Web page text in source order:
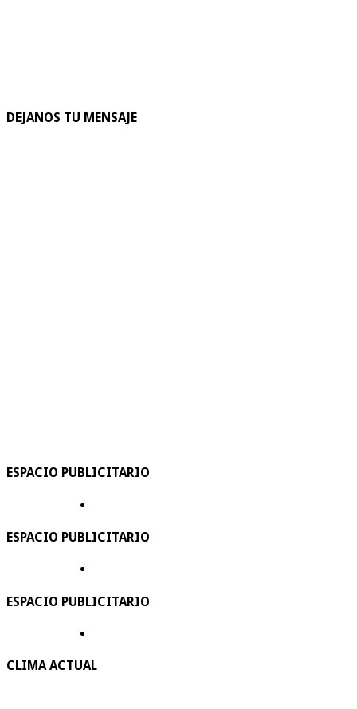
DEJANOS TU MENSAJE
ESPACIO PUBLICITARIO
ESPACIO PUBLICITARIO
ESPACIO PUBLICITARIO
CLIMA ACTUAL